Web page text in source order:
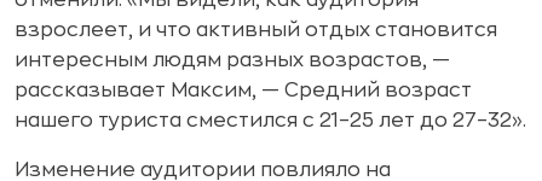
взрослеет, и что активный отдых становится
интересным людям разных возрастов, —
рассказывает Максим, — Средний возраст
нашего туриста сместился с 21–25 лет до 27–32».
Изменение аудитории повлияло на